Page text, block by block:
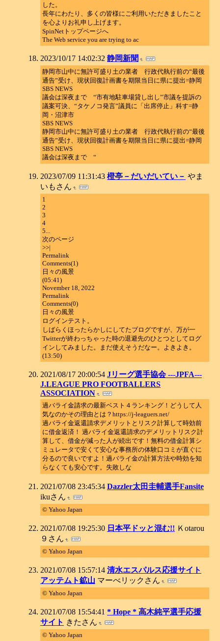
した。
長年にわたり、多くの皆様にご利用いただきましたこと
を心よりお礼申し上げます。
SpinNetトップページへ
The Web service you are trying to ac
2023/10/17 14:02:32 静岡新聞
静岡市山中に無許可盛り土の業者 行政代執行前の“最後
通告”受け、現状回復計画書を期限当日に県に提出=静岡
SBS NEWS
議会は深夜まで “市有地駐車場貸し出し”市議を提訴の
議案可決、“タケノコ発言”議員に「出席停止」科す=静
岡・沼津市
SBS NEWS
静岡市山中に無許可盛り土の業者 行政代執行前の“最後
通告”受け、現状回復計画書を期限当日に県に提出=静岡
SBS NEWS
議会は深夜まで “
2023/07/09 11:31:43 橙亭－だいだいてい－ やま
いもさん
1
2
3
4
5...
次のページ
>>|
Permalink
Comments(1)
日々の風景
(05:41)
November 18, 2022
Permalink
Comments(0)
日々の風景
ログインテスト。
しばらくほったらかしにしてたブログですが、万が一
Twitterが終わっちゃった時の退避先のひとつとしてログ
インしてみました。まだ使えそうだなー。よきよき。
(13:50)
2021/08/17 20:00:54 Jリーグ選手協会 ---JPFA---
J.LEAGUE PRO FOOTBALLERS
ASSOCIATION
過バライ金請求の最新ベスト４ランキング！どうして人
気なのかその理由とは？https://j-leaguers.net/
過バライ金返還請求デメリットとリスク計算して時効前
に借金返済！ 過バライ金返還請求のデメリットリスク計
算して、借金が減った人が続出です！無料の借金計算シ
ミュレータで安くて安心な事務所の体験口コミが直ぐに
分るので良いですよ！過バライ金の計算方法や時効を知
らなくても安心です。失敗しな
2021/07/08 23:45:34 Dazzler太田圭輔選手Fansite
ikuさん
© Yahoo Japan
2021/07/08 19:25:30 日本平ドッと混む!! Ｋotarou
９さん
© Yahoo Japan
2021/07/08 15:57:14 清水エスパルス応援サイト
アッテムト鉱山 マーべリックさん
© Yahoo Japan
2021/07/08 15:54:41 * Hope * 高木純平選手応援
サイト きたさん
© Yahoo Japan